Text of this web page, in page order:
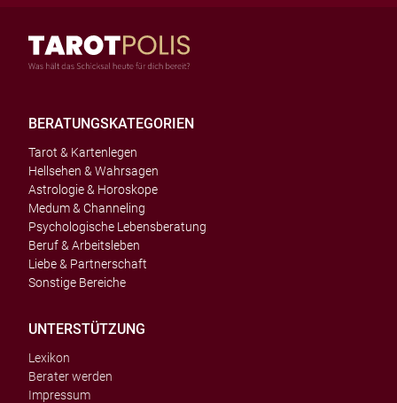
BERATUNGSKATEGORIEN
Tarot & Kartenlegen
Hellsehen & Wahrsagen
Astrologie & Horoskope
Medum & Channeling
Psychologische Lebensberatung
Beruf & Arbeitsleben
Liebe & Partnerschaft
Sonstige Bereiche
UNTERSTÜTZUNG
Lexikon
Berater werden
Impressum